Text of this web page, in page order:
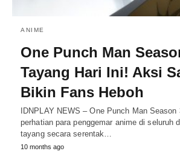
ANIME
One Punch Man
Tayang Hari Ini! Aksi
Bikin Fans Heboh
IDNPLAY NEWS – One Punch Man
perhatian para penggemar anime di seluruh
tayang secara serentak…
10 months ago